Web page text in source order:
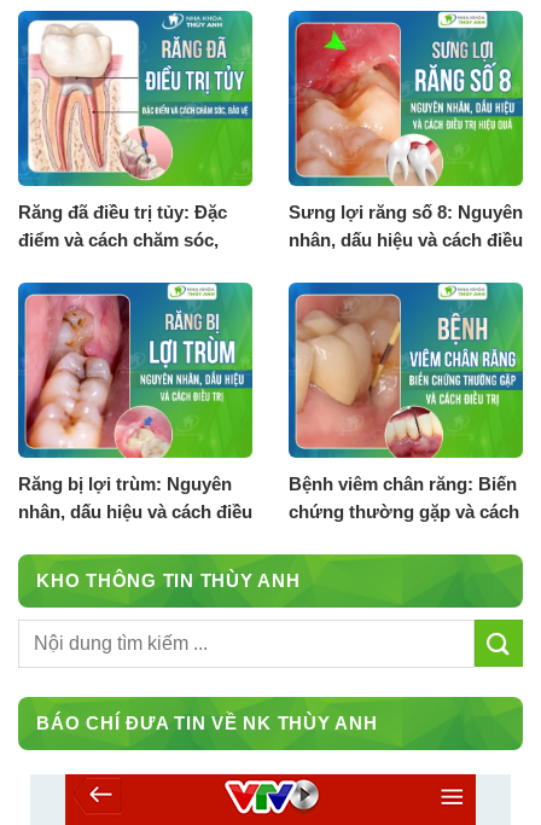
Răng đã điều trị tủy: Đặc
điểm và cách chăm sóc,
Sưng lợi răng số 8: Nguyên
nhân, dấu hiệu và cách điều
Răng bị lợi trùm: Nguyên
nhân, dấu hiệu và cách điều
Bệnh viêm chân răng: Biến
chứng thường gặp và cách
KHO THÔNG TIN THÙY ANH
BÁO CHÍ ĐƯA TIN VỀ NK THÙY ANH